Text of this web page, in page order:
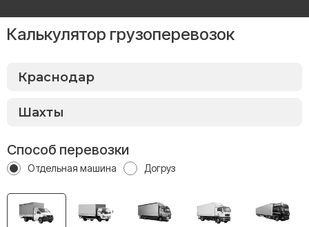
Калькулятор грузоперевозок
Способ перевозки
Отдельная машина Догруз